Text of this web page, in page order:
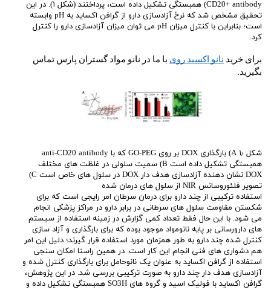
(CD20+ antibody همبستگی تشکیل داده است، پرداختند (شکل ۱). در این
تحقیق مشخص شد که نرخ آزادسازی دارو از گرافن اکساید به pH وابسته
است؛ بنابراین با کنترل میزان pH می توان میزان آزادسازی دارو را کنترل
کرد.
برای خرید نانو اکسید روی
بگیرید.
شکل ۱٫ A) بارگذاری DOX بر روی GO-PEG که با anti-CD20 antibody
همبستگی تشکیل داده است B) سمیت سلولی در غلظت های مختلف
DOX نشان دهنده آزادسازی هدف دار DOX در سلول های خاص است C)
تصویر فلئوروسانس NIR از سلول های درمان شده
استفاده ترکیبی از چند دارو برای درمان سرطان امر رایجی است که برای
شکستن مقاومت سلول های سرطانی در برابر دارو در مراکز پزشکی انجام
می شود. با این حال فقط تعداد کمی گزارش در زمینه استفاده از سیستم
های دارورسانی بر پایه نانومواد موجود بوده که برای بارگذاری و آزاد سازی
کنترل شده چند دارو به طور همزمان مورد استفاده قرار گیرند؛ دلیل این امر
هم دشواری های فنی انجام این کار است. در همین راستا امکان سنجی
استفاده از گرافن اکساید به عنوان یک نانوحامل برای بارگذاری کنترل شده و
آزادسازی هدف دار چند دارو به صورت ترکیبی بررسی شد. در این پژوهش،
گرافن اکساید با فولیک اسید و گروه های SO3H همبستگی تشکیل داده و